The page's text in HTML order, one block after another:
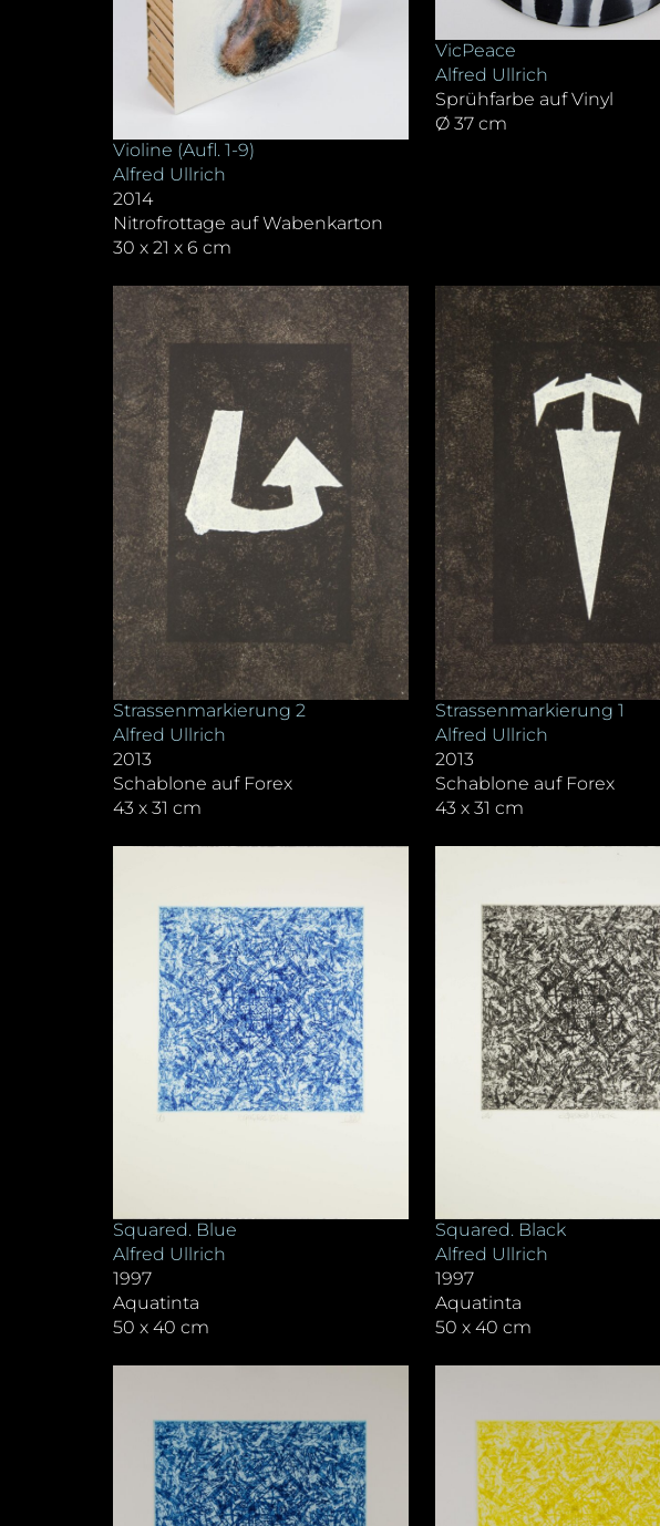
Violine (Aufl. 1-9)
Alfred Ullrich
2014
Nitrofrottage auf Wabenkarton
30 x 21 x 6 cm
VicPeace
Alfred Ullrich
Sprühfarbe auf Vinyl
Ø 37 cm
Strassenmarkierung 2
Alfred Ullrich
2013
Schablone auf Forex
43 x 31 cm
Strassenmarkierung 1
Alfred Ullrich
2013
Schablone auf Forex
43 x 31 cm
Squared. Blue
Alfred Ullrich
1997
Aquatinta
50 x 40 cm
Squared. Black
Alfred Ullrich
1997
Aquatinta
50 x 40 cm